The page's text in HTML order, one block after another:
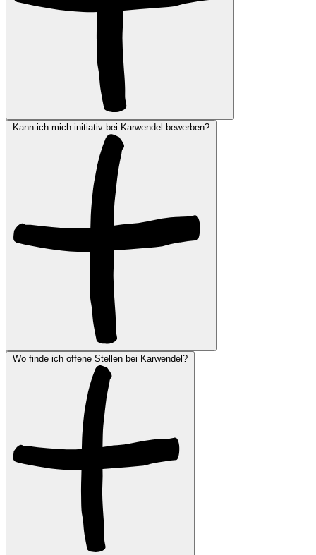
Kann ich mich initiativ bei Karwendel bewerben?
Wo finde ich offene Stellen bei Karwendel?